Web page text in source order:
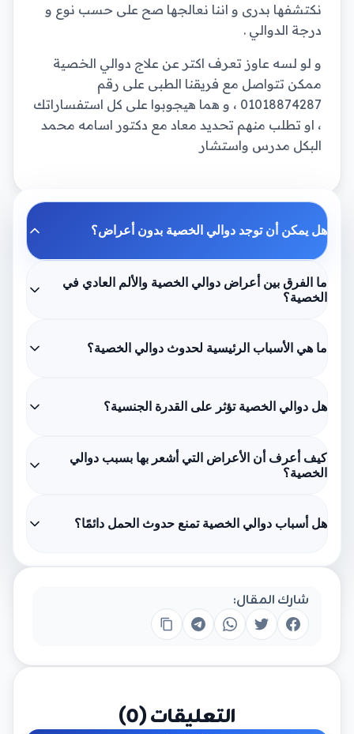
نكتشفها بدرى و اننا نعالجها صح على حسب نوع و
درجة الدوالي .
و لو لسه عاوز تعرف اكتر عن علاج دوالي الخصية
ممكن تتواصل مع فريقنا الطبى على رقم
01018874287 ، و هما هيجوبوا على كل استفساراتك
، او تطلب منهم تحديد معاد مع دكتور اسامه محمد
البكل مدرس واستشار
هل يمكن أن توجد دوالي الخصية بدون أعراض؟
ما الفرق بين أعراض دوالي الخصية والألم العادي في
الخصية؟
ما هي الأسباب الرئيسية لحدوث دوالي الخصية؟
هل دوالي الخصية تؤثر على القدرة الجنسية؟
كيف أعرف أن الأعراض التي أشعر بها بسبب دوالي
الخصية؟
هل أسباب دوالي الخصية تمنع حدوث الحمل دائمًا؟
شارك المقال:
التعليقات (0
)